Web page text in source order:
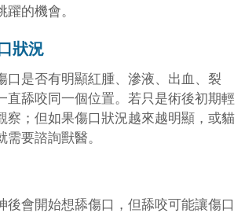
躍的機會。
狀況
口是否有明顯紅腫、滲液、出血、裂
直舔咬同一個位置。若只是術後初期輕
察；但如果傷口狀況越來越明顯，或貓
需要諮詢獸醫。
後會開始想舔傷口，但舔咬可能讓傷口